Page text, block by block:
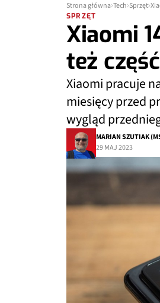
Strona główna Tech Sprzęt
SPRZĘT
Xiaomi
też
Xiaomi pracuje
miesięcy przed
wygląd
MARIAN SZUTIAK
29 MAJ 2023